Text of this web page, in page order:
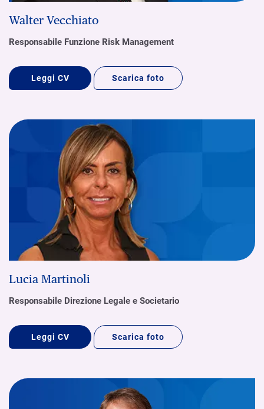
Walter Vecchiato
Responsabile Funzione Risk Management
Leggi CV Scarica foto
Lucia Martinoli
Responsabile Direzione Legale e Societario
Leggi CV Scarica foto